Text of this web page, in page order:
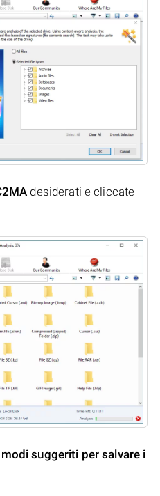
desiderati e cliccate
modi suggeriti per salvare i